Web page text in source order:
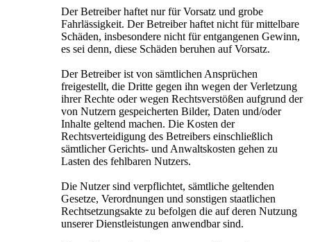
Der Betreiber haftet nur für Vorsatz und grobe
Fahrlässigkeit. Der Betreiber haftet nicht für mittelbare
Schäden, insbesondere nicht für entgangenen Gewinn,
es sei denn, diese Schäden beruhen auf Vorsatz.
Der Betreiber ist von sämtlichen Ansprüchen
freigestellt, die Dritte gegen ihn wegen der Verletzung
ihrer Rechte oder wegen Rechtsverstößen aufgrund der
von Nutzern gespeicherten Bilder, Daten und/oder
Inhalte geltend machen. Die Kosten der
Rechtsverteidigung des Betreibers einschließlich
sämtlicher Gerichts- und Anwaltskosten gehen zu
Lasten des fehlbaren Nutzers.
Die Nutzer sind verpflichtet, sämtliche geltenden
Gesetze, Verordnungen und sonstigen staatlichen
Rechtsetzungsakte zu befolgen die auf deren Nutzung
unserer Dienstleistungen anwendbar sind.